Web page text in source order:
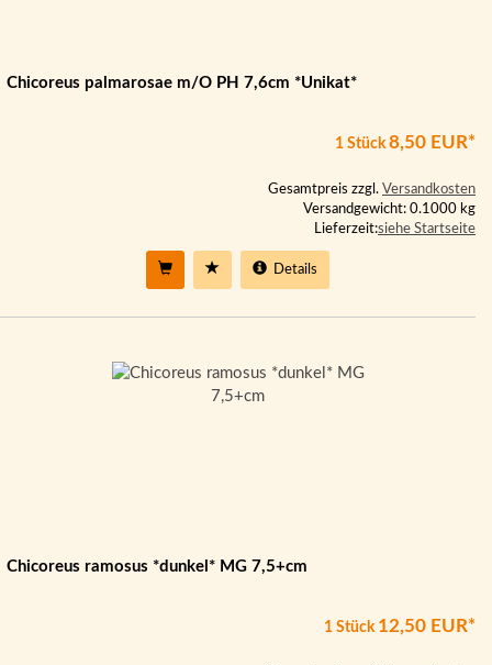
Chicoreus palmarosae m/O PH 7,6cm *Unikat*
1 Stück8,50 EUR*
Gesamtpreis zzgl. Versandkosten
Versandgewicht: 0.1000 kg
Lieferzeit:siehe Startseite
Details
Chicoreus ramosus *dunkel* MG 7,5+cm
1 Stück 12,50 EUR*